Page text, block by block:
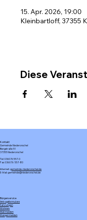
15. Apr. 2026, 19:00
Kleinbartloff, 37355
Diese
Kontakt
Gemeinde Niederorschel
Bergstraße 51
37355 Niederorschel
Tel: 036076 557-0
Fax: 036076 557-80
Internet:gemeinde-niederorschel.de
E-Mail: gemeinde@niederorschel.de
Bürgerservice
Antragsformulare
Satzungen
Wohnen
Müll melden
Mangel melden